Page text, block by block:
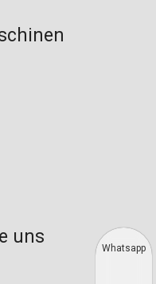
uns
Whatsapp